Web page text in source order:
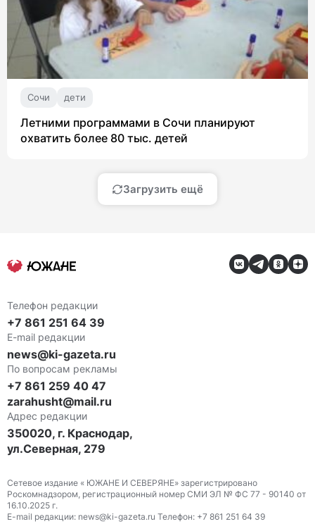
Сочи дети
Летними программами в Сочи планируют
охватить более 80 тыс. детей
Загрузить ещё
Телефон редакции
+7 861 251 64 39
E-mail редакции
news@ki-gazeta.ru
По вопросам рекламы
+7 861 259 40 47
zarahusht@mail.ru
Адрес редакции
350020, г. Краснодар,
ул.Северная, 279
Сетевое издание « ЮЖАНЕ И СЕВЕРЯНЕ» зарегистрировано
Роскомнадзором, регистрационный номер СМИ ЭЛ № ФС 77 - 90140 от
16.10.2025 г.
E-mail редакции: news@ki-gazeta.ru Телефон: +7 861 251 64 39